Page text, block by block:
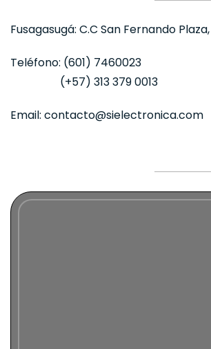
Fusagasugá: C.C San Fernando
Teléfono: (601) 7460023
(+57) 313 379 0013
Email: contacto@sielectronica.com